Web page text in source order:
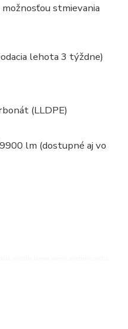
stmievania
lehota 3 týždne)
(LLDPE)
lm (dostupné aj vo